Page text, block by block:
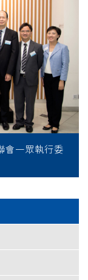
會一眾執行委